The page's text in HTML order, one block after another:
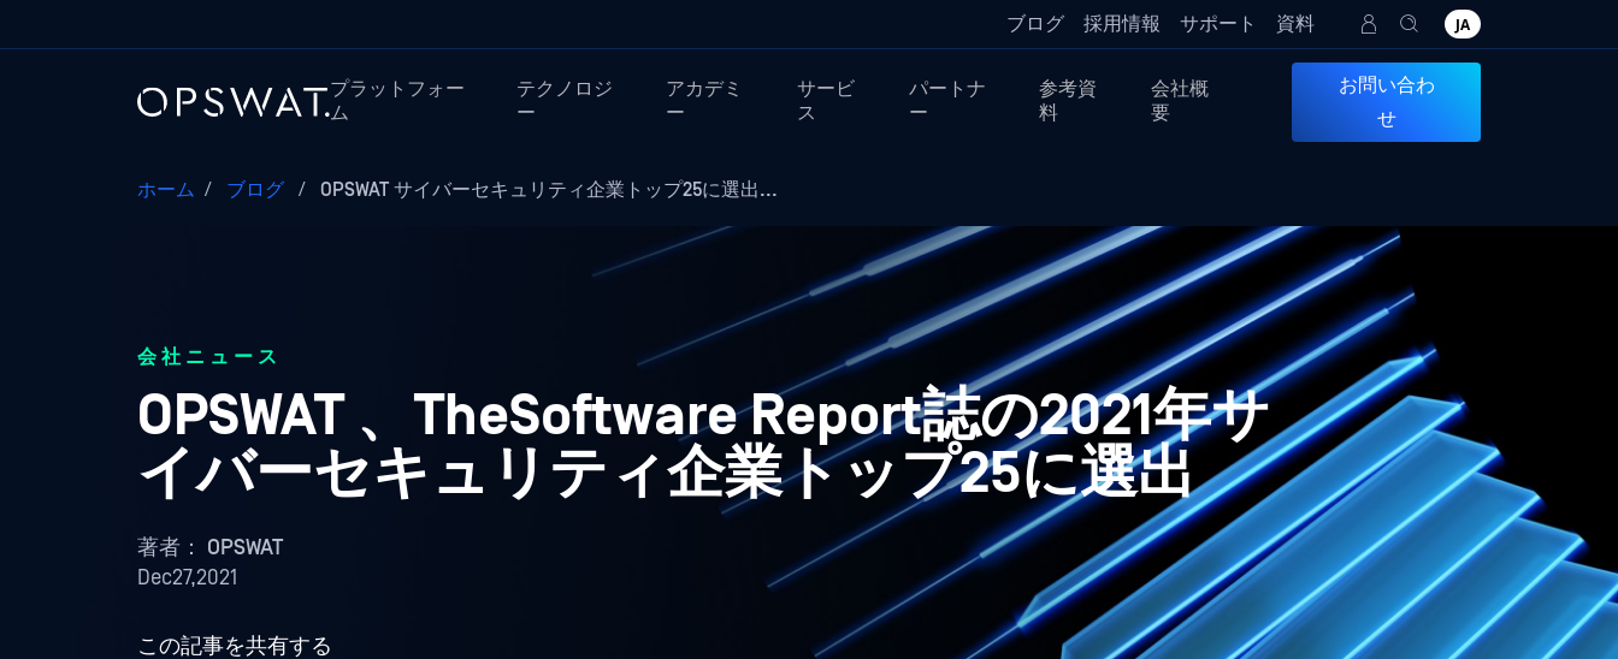
ブログ 採用情報 サポート 資料 JA
プラットフォー
ム
テクノロジ
ー
アカデミ
ー
サービ
ス
パートナ
ー
参考資
料
会社概
要
お問い合わ
せ
ホーム / ブログ / OPSWAT サイバーセキュリティ企業トップ25に選出...
会社ニュース
OPSWAT 、TheSoftware Report誌の2021年サ
イバーセキュリティ企業トップ25に選出
著者： OPSWAT
Dec27,2021
この記事を共有する